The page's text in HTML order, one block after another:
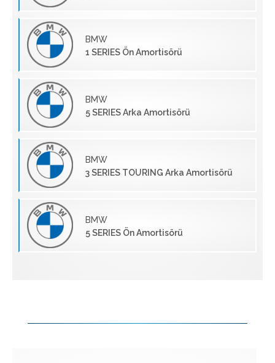
BMW
1 SERIES Ön Amortisörü
BMW
5 SERIES Arka Amortisörü
BMW
3 SERIES TOURING Arka Amortisörü
BMW
5 SERIES Ön Amortisörü